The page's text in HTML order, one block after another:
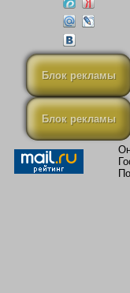
Блок рекламы
Блок рекламы